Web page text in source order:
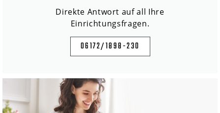
Direkte Antwort auf all Ihre
Einrichtungsfragen.
06172/1898-230